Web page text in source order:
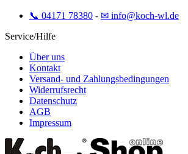
📞 04171 78380 - ✉ info@koch-wl.de
Service/Hilfe
Über uns
Kontakt
Versand- und Zahlungsbedingungen
Widerrufsrecht
Datenschutz
AGB
Impressum